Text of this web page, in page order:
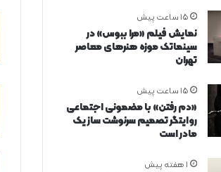
15 ساعت پیش
نمایش فیلم «مرا ببوس» در
سینماتک موزه هنرهای معاصر
تهران
15 ساعت پیش
«دم رفتن» با مضمونی اجتماعی
روایتگر تصمیم سرنوشت ساز یک
مادر است
1 هفته پیش